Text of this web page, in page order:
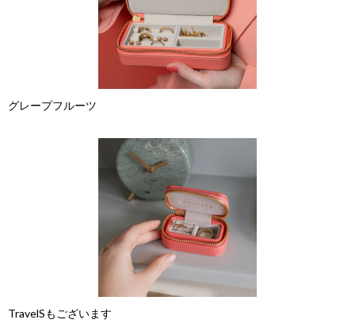
グレープフルーツ
TravelSもございます